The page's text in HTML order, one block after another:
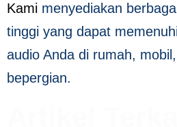
Kami menyediakan
tinggi yang dapat
audio Anda di rumah,
bepergian.